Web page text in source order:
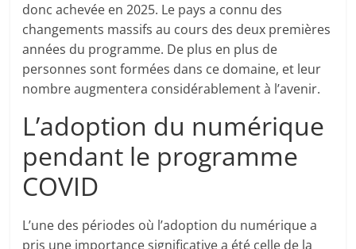
donc achevée en 2025. Le pays a connu des
changements massifs au cours des deux premières
années du programme. De plus en plus de
personnes sont formées dans ce domaine, et leur
nombre augmentera considérablement à l’avenir.
L’adoption du numérique
pendant le programme
COVID
L’une des périodes où l’adoption du numérique a
pris une importance significative a été celle de la